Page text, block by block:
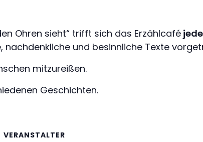
Ohren sieht“ trifft sich das Erzählcafé
und besinnliche Texte
mitzureißen.
Geschichten.
VERANSTALTER